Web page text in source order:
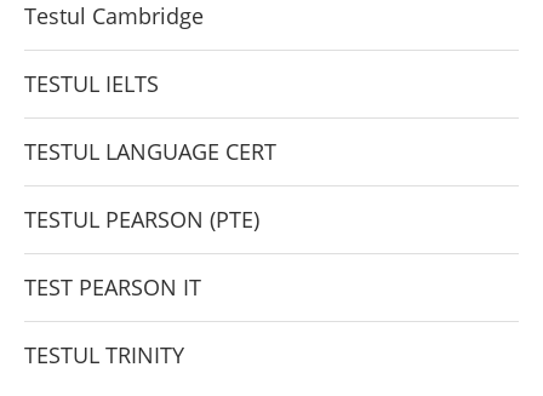
Testul Cambridge
TESTUL IELTS
TESTUL LANGUAGE CERT
TESTUL PEARSON (PTE)
TEST PEARSON IT
TESTUL TRINITY